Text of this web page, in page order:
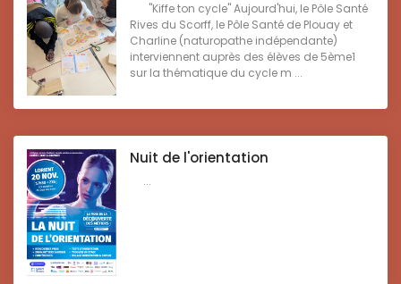
"Kiffe ton cycle" Aujourd'hui, le Pôle Santé
Rives du Scorff, le Pôle Santé de Plouay et
Charline (naturopathe indépendante)
interviennent auprès des élèves de 5ème1
sur la thématique du cycle m ...
Nuit de l'orientation
...